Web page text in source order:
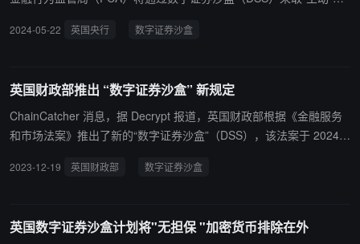
么公司可能能够毕业并在监管机构的特别许可下继续其活动。
机构能够采用新方法，最大限度地发挥创新的潜在优势，并管理金融
2024-05-22 英国央行 数字证券沙盒
英国财政部推出 “数字证券沙盒” 新规定
ChainCatcher 消息，据 Decrypt 报道，英国财政部根据《金融服务
和市场法案》推出了新的“数字证券沙盒”（DSS），该法案于 2024
中审查区块链等新兴技术是否用于更广泛的金融领域。 DSS 新法规
批准的活动。
2023-12-19 英国财政部 数字证券沙盒
英国数字证券沙盒计划将"无担保 "加密货币排除在外